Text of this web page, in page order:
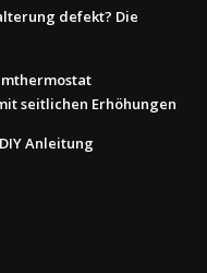
defekt? Die
seitlichen Erhöhungen
Anleitung